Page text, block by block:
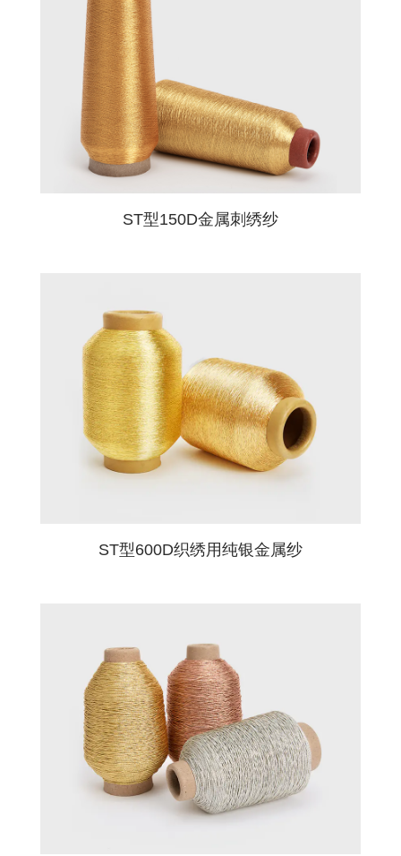
ST型150D金属刺绣纱
ST型600D织绣用纯银金属纱
纯银纯金150D ST型刺绣金属纱
Classification: ST Type
Thread Denier: 150D
Application: Embroidery/Flat-Bed Knitting/Handicraft/Woven
联系我们
超细75D ST型金属纱，用于精致的LOGO刺绣
旦尼尔: 75D
应用领域: 刺绣/平床针织/手工艺品/机织物
联系我们
超细75D ST型金属纱花式系列，用于精致的
LOGO刺绣
旦尼尔: 75D
应用领域: 刺绣/平床针织/手工艺品/机织物
联系我们
ST型150D金属刺绣纱
旦尼尔: 150D
应用领域: 刺绣/平床针织/手工艺品/机织物
联系我们
ST型600D织绣用纯银金属纱
旦尼尔: 600D/450D
应用领域: 刺绣/平床针织/手工艺品/机织物
联系我们
ST型纯银金属编织绳
旦尼尔: 150D*12
应用领域: 刺绣/平床针织/手工艺品/机织物
联系我们
‌ST型2000D纯银金属编织绳（适用于刺绣及装饰
旦尼尔: 2000D
应用领域: 刺绣/平床针织/手工艺品/机织物
联系我们
UPS），我们将及时为您寄出。
预期用途是什么？ 必填字段
刺绣 横机针织 袜类
织面料
其他（请在下面注明预期用途）
必填字段
必填字段
必填字段